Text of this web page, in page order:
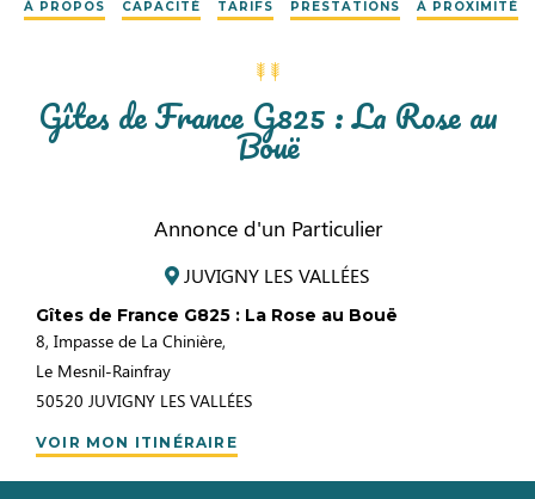
À PROPOS CAPACITÉ TARIFS PRESTATIONS À PROXIMITÉ
Gîtes de France G825 : La Rose au
Bouë
Annonce d'un Particulier
JUVIGNY LES VALLÉES
Gîtes de France G825 : La Rose au Bouë
8, Impasse de La Chinière,
Le Mesnil-Rainfray
50520 JUVIGNY LES VALLÉES
VOIR MON ITINÉRAIRE